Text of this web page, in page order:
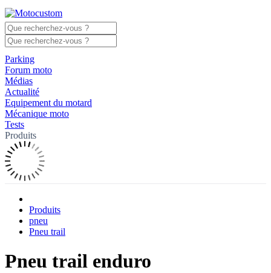
Parking
Forum moto
Médias
Actualité
Equipement du motard
Mécanique moto
Tests
Produits
Produits
pneu
Pneu trail
Pneu trail enduro